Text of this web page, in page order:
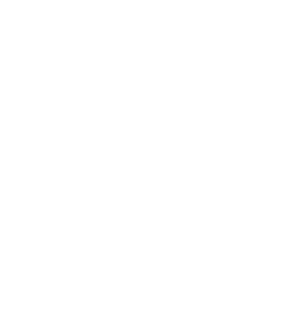
motsvarande utsläppen av 2.5